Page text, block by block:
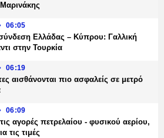
06:05
Ελλάδας – Κύπρου: Γαλλική
στην Τουρκία
06:19
αισθάνονται πιο ασφαλείς σε μετρό
06:09
αγορές πετρελαίου - φυσικού αερίου,
τις τιμές